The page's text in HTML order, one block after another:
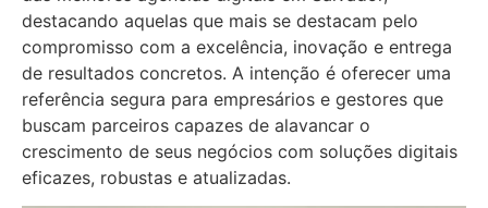
destacando aquelas que mais se destacam pelo
compromisso com a excelência, inovação e entrega
de resultados concretos. A intenção é oferecer uma
referência segura para empresários e gestores que
buscam parceiros capazes de alavancar o
crescimento de seus negócios com soluções digitais
eficazes, robustas e atualizadas.